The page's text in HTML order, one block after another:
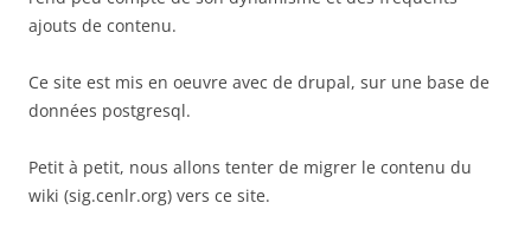
ajouts de contenu.
Ce site est mis en oeuvre avec de drupal, sur une base de
données postgresql.
Petit à petit, nous allons tenter de migrer le contenu du
wiki (sig.cenlr.org) vers ce site.